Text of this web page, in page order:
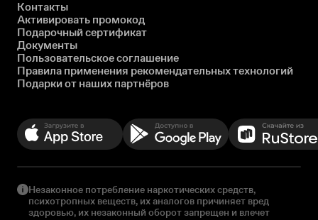
Контакты
Активировать промокод
Подарочный сертификат
Документы
Пользовательское соглашение
Правила применения рекомендательных технологий
Подарки от наших партнёров
Незаконное потребление наркотических средств,
психотропных веществ, их аналогов причиняет вред
здоровью, их незаконный оборот запрещен и влечет